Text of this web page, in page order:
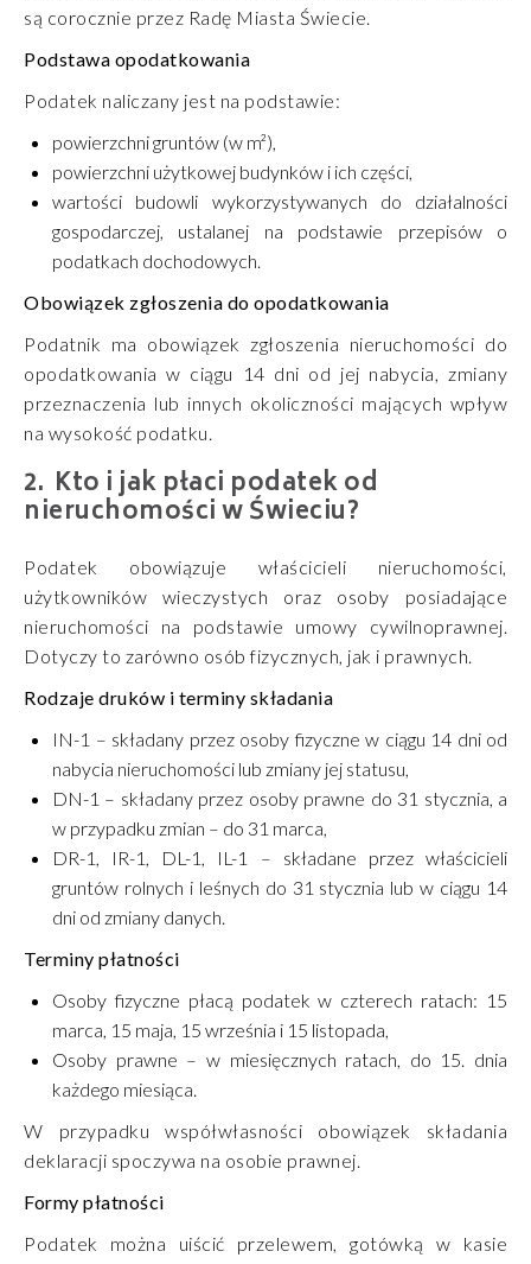
są corocznie przez Radę Miasta Świecie.
Podstawa opodatkowania
Podatek naliczany jest na podstawie:
powierzchni gruntów (w m²),
powierzchni użytkowej budynków i ich części,
wartości budowli wykorzystywanych do działalności
gospodarczej, ustalanej na podstawie przepisów o
podatkach dochodowych.
Obowiązek zgłoszenia do opodatkowania
Podatnik ma obowiązek zgłoszenia nieruchomości do
opodatkowania w ciągu 14 dni od jej nabycia, zmiany
przeznaczenia lub innych okoliczności mających wpływ
na wysokość podatku.
Kto i jak płaci podatek od
nieruchomości w Świeciu?
Podatek obowiązuje właścicieli nieruchomości,
użytkowników wieczystych oraz osoby posiadające
nieruchomości na podstawie umowy cywilnoprawnej.
Dotyczy to zarówno osób fizycznych, jak i prawnych.
Rodzaje druków i terminy składania
IN-1 – składany przez osoby fizyczne w ciągu 14 dni od
nabycia nieruchomości lub zmiany jej statusu,
DN-1 – składany przez osoby prawne do 31 stycznia, a
w przypadku zmian – do 31 marca,
DR-1, IR-1, DL-1, IL-1 – składane przez właścicieli
gruntów rolnych i leśnych do 31 stycznia lub w ciągu 14
dni od zmiany danych.
Terminy płatności
Osoby fizyczne płacą podatek w czterech ratach: 15
marca, 15 maja, 15 września i 15 listopada,
Osoby prawne – w miesięcznych ratach, do 15. dnia
każdego miesiąca.
W przypadku współwłasności obowiązek składania
deklaracji spoczywa na osobie prawnej.
Formy płatności
Podatek można uiścić przelewem, gotówką w kasie